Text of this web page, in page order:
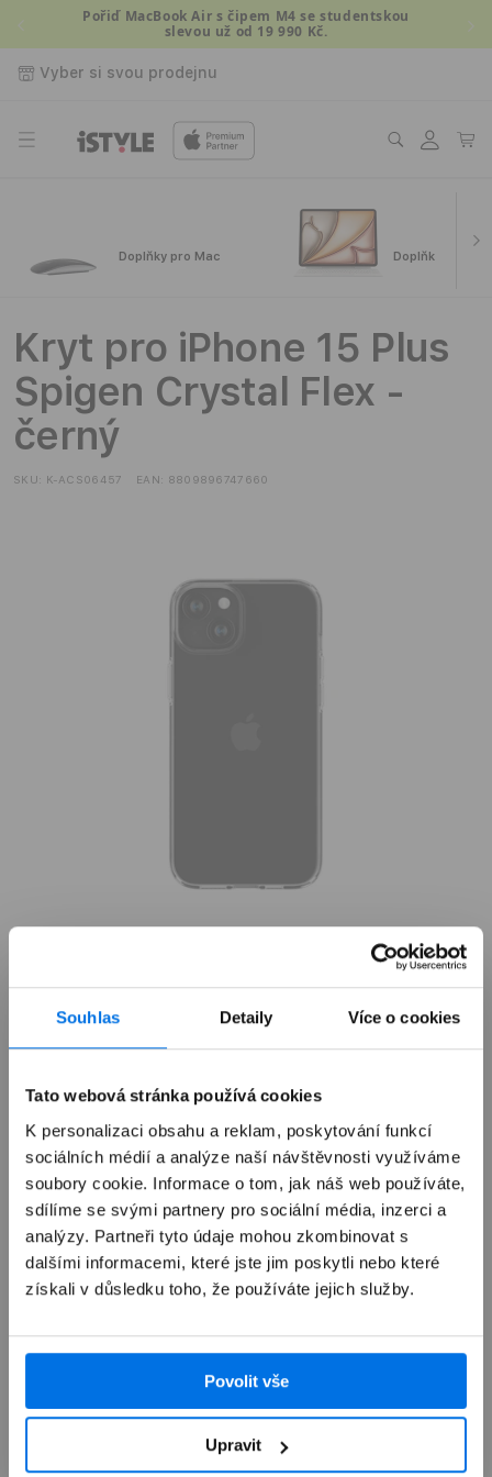
Souhlas Detaily Více o cookies
Tato webová stránka používá cookies
K personalizaci obsahu a reklam, poskytování funkcí
sociálních médií a analýze naší návštěvnosti využíváme
soubory cookie. Informace o tom, jak náš web používáte,
sdílíme se svými partnery pro sociální média, inzerci a
analýzy. Partneři tyto údaje mohou zkombinovat s
dalšími informacemi, které jste jim poskytli nebo které
získali v důsledku toho, že používáte jejich služby.
Povolit vše
Upravit
Přejít kPořiď MacBook Air s čipem M4 se studentskou
slevou už od 19 990 Kč.
Vyber si svou prodejnu
Přihlásit
se
Košík
Doplňky pro Mac Doplňky pro
Kryt pro iPhone 15 Plus
Spigen Crystal Flex -
černý
SKU: K-ACS06457 EAN: 8809896747660
Již není v prodeji
Výkup zařízení
Autorizovaný servis Apple
Možnosti doručení
Přehled